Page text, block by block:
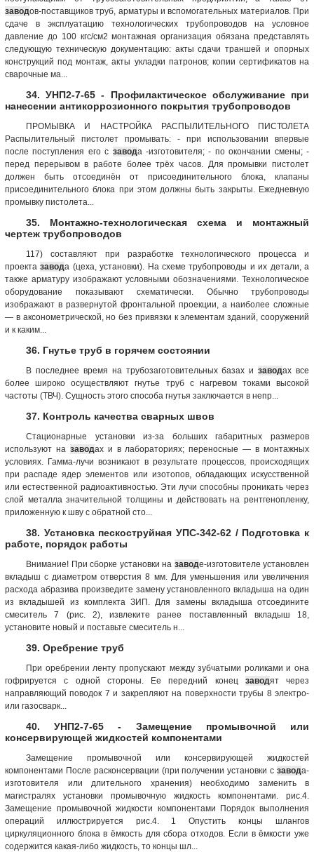
заводов-поставщиков труб, арматуры и вспомогательных материалов. При
сдаче в эксплуатацию технологических трубопроводов на условное
давление до 100 кгс/см2 монтажная организация обязана представлять
следующую техническую документацию: акты сдачи траншей и опорных
конструкций под монтаж, акты укладки патронов; копии сертификатов на
сварочные ма...
34. УНП2-7-65 - Профилактическое обслуживание при
нанесении антикоррозионного покрытия трубопроводов
ПРОМЫВКА И НАСТРОЙКА РАСПЫЛИТЕЛЬНОГО ПИСТОЛЕТА
Распылительный пистолет промывать: - при использовании впервые
после поступления его с завода -изготовителя; - по окончании смены; -
перед перерывом в работе более трёх часов. Для промывки пистолет
должен быть отсоединён от присоединительного блока, клапаны
присоединительного блока при этом должны быть закрыты. Ежедневную
промывку пистолета...
35. Монтажно-технологическая схема и монтажный
чертеж трубопроводов
117) составляют при разработке технологического процесса и
проектазавода (цеха, установки). На схеме трубопроводы и их детали, а
также арматуру изображают условными обозначениями. Технологическое
оборудование показывают схематически. Обычно трубопроводы
изображают в развернутой фронтальной проекции, а наиболее сложные
— в аксонометрической, но без привязки к элементам зданий, сооружений
и к каким...
36. Гнутье труб в горячем состоянии
В последнее время на трубозаготовительных базах изаводах все
более широко осуществляют гнутье труб с нагревом токами высокой
частоты (ТВЧ). Сущность этого способа гнутья заключается в непр...
37. Контроль качества сварных швов
Стационарные установки из-за больших габаритных размеров
используют на заводах и в лабораториях; переносные — в монтажных
условиях. Гамма-лучи возникают в результате процессов, происходящих
при распаде ядер элементов или изотопов, обладающих искусственной
или естественной радиоактивностью. Эти лучи способны проникать через
слой металла значительной толщины и действовать на рентгенопленку,
приложенную к шву с обратной сто...
38. Установка пескоструйная УПС-342-62 / Подготовка к
работе, порядок работы
Внимание! При сборке установки на заводе-изготовителе установлен
вкладыш с диаметром отверстия 8 мм. Для уменьшения или увеличения
расхода абразива произведите замену установленного вкладыша на один
из вкладышей из комплекта ЗИП. Для замены вкладыша отсоедините
смеситель 7 (рис. 2), извлеките ранее поставленный вкладыш 18,
установите новый и поставьте смеситель н...
39. Оребрение труб
При оребрении ленту пропускают между зубчатыми роликами и она
гофрируется с одной стороны. Ее передний конец заводят через
направляющий поводок 7 и закрепляют на поверхности трубы 8 электро-
или газосварк...
40. УНП2-7-65 - Замещение промывочной или
консервирующей жидкостей компонентами
Замещение промывочной или консервирующей жидкостей
компонентами После расконсервации (при получении установки с завода-
изготовителя или длительного хранения) необходимо заменить в
магистралях установки промывочную жидкость компонентами. рис.4.
Замещение промывочной жидкости компонентами Порядок выполнения
операций иллюстрируется рис.4. 1 Опустить концы шлангов
циркуляционного блока в ёмкость для сбора отходов. Если в ёмкости уже
содержится какая-либо жидкость, то концы шл...